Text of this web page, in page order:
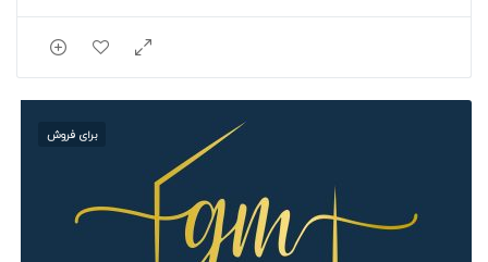
برای فروش
آپارتمان 260 متری